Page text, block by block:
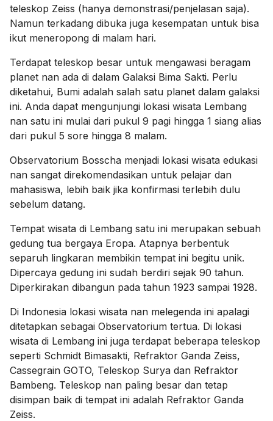
teleskop Zeiss (hanya demonstrasi/penjelasan saja).
Namun terkadang dibuka juga kesempatan untuk bisa
ikut meneropong di malam hari.
Terdapat teleskop besar untuk mengawasi beragam
planet nan ada di dalam Galaksi Bima Sakti. Perlu
diketahui, Bumi adalah salah satu planet dalam galaksi
ini. Anda dapat mengunjungi lokasi wisata Lembang
nan satu ini mulai dari pukul 9 pagi hingga 1 siang alias
dari pukul 5 sore hingga 8 malam.
Observatorium Bosscha menjadi lokasi wisata edukasi
nan sangat direkomendasikan untuk pelajar dan
mahasiswa, lebih baik jika konfirmasi terlebih dulu
sebelum datang.
Tempat wisata di Lembang satu ini merupakan sebuah
gedung tua bergaya Eropa. Atapnya berbentuk
separuh lingkaran membikin tempat ini begitu unik.
Dipercaya gedung ini sudah berdiri sejak 90 tahun.
Diperkirakan dibangun pada tahun 1923 sampai 1928.
Di Indonesia lokasi wisata nan melegenda ini apalagi
ditetapkan sebagai Observatorium tertua. Di lokasi
wisata di Lembang ini juga terdapat beberapa teleskop
seperti Schmidt Bimasakti, Refraktor Ganda Zeiss,
Cassegrain GOTO, Teleskop Surya dan Refraktor
Bambeng. Teleskop nan paling besar dan tetap
disimpan baik di tempat ini adalah Refraktor Ganda
Zeiss.